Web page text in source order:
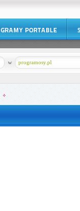
programosy.pl
w